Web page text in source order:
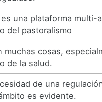
es una plataforma multi-
del pastoralismo
muchas cosas,
de la salud.
de una
es evidente.